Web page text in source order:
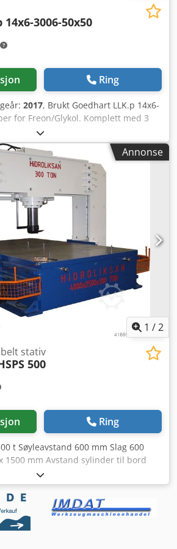
14x6-3006-50x50
Ring
2017, Brukt Goedhart LLK.p 14x6-
for Freon/Glykol. Komplett med 3
vifter – 50/60 Hz – 1,0 kW –
500 mm og en total luftstrøm på 25
Dcovof
Annonse
1 /2
stativ
500
Ring
t Søyleavstand 600 mm Slag 600
1500 mm Avstand sylinder til bord
8 mm/sek Hastighet opp 16 mm/sek
bordet 2200 x 900 mm Totalt
ca. 28 t 2. STANDARDUTSTYR
- Ramme og plater
CNC-maskin - Forkrommet sylinder -